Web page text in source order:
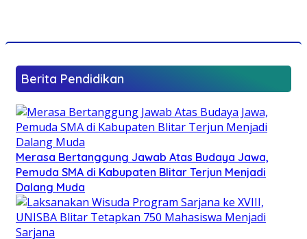
Berita Pendidikan
Merasa Bertanggung Jawab Atas Budaya Jawa,
Pemuda SMA di Kabupaten Blitar Terjun Menjadi
Dalang Muda